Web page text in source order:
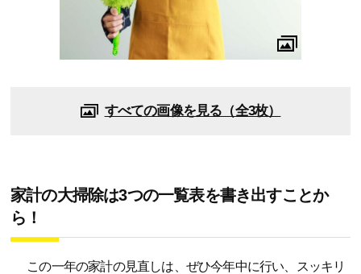
すべての画像を見る（全3枚）
家計の大掃除は3つの一覧表を書き出すことか
ら！
この一年の家計の見直しは、ぜひ今年中に行い、スッキリ